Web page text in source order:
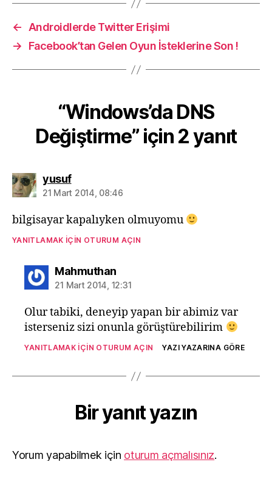
←
Androidlerde Twitter Erişimi
→
Facebook’tan Gelen Oyun İsteklerine Son !
“Windows’da DNS
Değiştirme” için 2 yanıt
yusufdiyorki:
21 Mart 2014, 08:46
bilgisayar kapalıyken olmuyomu
YANITLAMAK IÇIN OTURUM AÇIN
Mahmuthandiyorki:
21 Mart 2014, 12:31
Olur tabiki, deneyip yapan bir abimiz var
isterseniz sizi onunla görüştürebilirim
YANITLAMAK IÇIN OTURUM AÇIN YAZI YAZARINA GÖRE
Bir yanıt yazın
Yorum yapabilmek için oturum açmalısınız.